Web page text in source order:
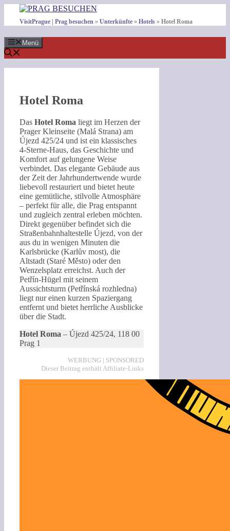
Inhalt
springen
VisitPrague | Prag besuchen » Unterkünfte » Hotels » Hotel Roma
Menü
Hotel Roma
Das Hotel Roma liegt im Herzen der
Prager Kleinseite (Malá Strana) am
Újezd 425/24 und ist ein klassisches
4-Sterne-Haus, das Geschichte und
Komfort auf gelungene Weise
verbindet. Das elegante Gebäude aus
der Zeit der Jahrhundertwende wurde
liebevoll restauriert und bietet heute
eine gemütliche, stilvolle Atmosphäre
– perfekt für alle, die Prag entspannt
und zugleich zentral erleben möchten.
Direkt gegenüber befindet sich die
Straßenbahnhaltestelle Újezd, von der
aus du in wenigen Minuten die
Karlsbrücke (Karlův most), die
Altstadt (Staré Město) oder den
Wenzelsplatz erreichst. Auch der
Petřín-Hügel mit seinem
Aussichtsturm (Petřínská rozhledna)
liegt nur einen kurzen Spaziergang
entfernt und bietet herrliche Ausblicke
über die Stadt.
Hotel Roma – Újezd 425/24, 118 00
Prag 1
WERBUNG | SPONSORED
Dieser Beitrag enthält Affiliate-Links